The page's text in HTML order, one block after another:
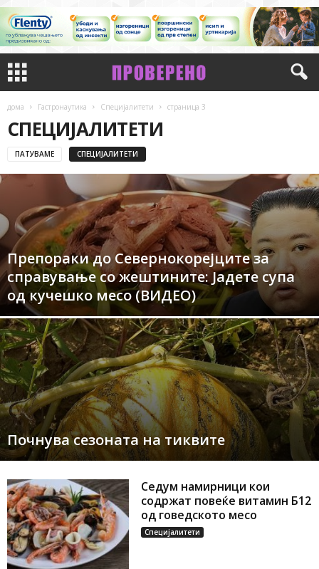
дома Гастронаутика Специјалитети страница 3
СПЕЦИЈАЛИТЕТИ
ПАТУВАМЕ СПЕЦИЈАЛИТЕТИ
Препораки до Севернокорејците за
справување со жештините: Јадете супа
од кучешко месо (ВИДЕО)
Почнува сезоната на тиквите
Седум намирници кои
содржат повеќе витамин Б12
од говедското месо
Специјалитети